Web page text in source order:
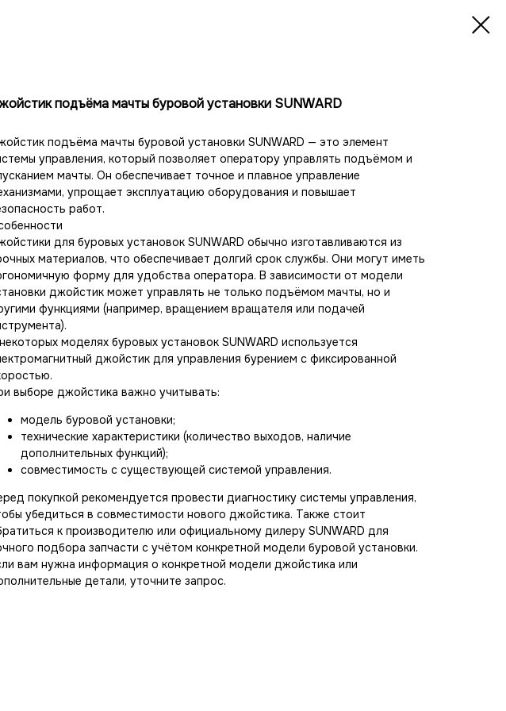
подъёма мачты буровой установки SUNWARD
подъёма мачты буровой установки SUNWARD — это элемент
управления, который позволяет оператору управлять подъёмом и
мачты. Он обеспечивает точное и плавное управление
упрощает эксплуатацию оборудования и повышает
работ.
для буровых установок SUNWARD обычно изготавливаются из
материалов, что обеспечивает долгий срок службы. Они могут иметь
форму для удобства оператора. В зависимости от модели
джойстик может управлять не только подъёмом мачты, но и
функциями (например, вращением вращателя или подачей
моделях буровых установок SUNWARD используется
джойстик для управления бурением с фиксированной
выборе джойстика важно учитывать:
модель буровой установки;
технические характеристики (количество выходов, наличие
дополнительных функций);
совместимость с существующей системой управления.
покупкой рекомендуется провести диагностику системы управления,
убедиться в совместимости нового джойстика. Также стоит
к производителю или официальному дилеру SUNWARD для
подбора запчасти с учётом конкретной модели буровой установки.
вам нужна информация о конкретной модели джойстика или
детали, уточните запрос.